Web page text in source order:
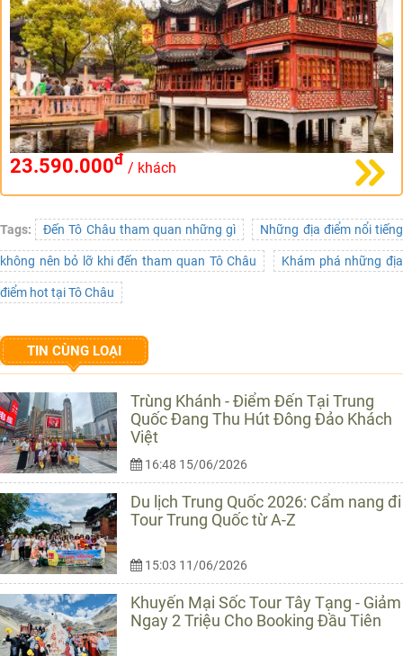
23.590.000đ / khách
Tags: Đến Tô Châu tham quan những gì Những địa điểm nổi tiếng
không nên bỏ lỡ khi đến tham quan Tô Châu Khám phá những địa
điểm hot tại Tô Châu
TIN CÙNG LOẠI
Trùng Khánh - Điểm Đến Tại Trung
Quốc Đang Thu Hút Đông Đảo Khách
Việt
16:48 15/06/2026
Du lịch Trung Quốc 2026: Cẩm nang đi
Tour Trung Quốc từ A-Z
15:03 11/06/2026
Khuyến Mại Sốc Tour Tây Tạng - Giảm
Ngay 2 Triệu Cho Booking Đầu Tiên